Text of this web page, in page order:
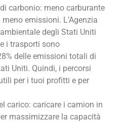
carbonio: meno carburante
emissioni. L’Agenzia
degli Stati Uniti
i trasporti sono
delle emissioni totali di
Uniti. Quindi, i percorsi
per i tuoi profitti e per
carico: caricare i camion in
massimizzare la capacità